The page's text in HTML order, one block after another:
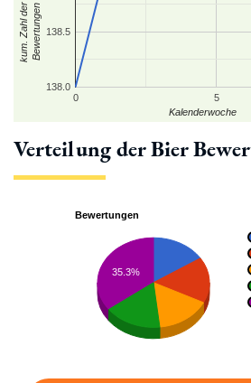
0 5
138.0
138.5
Kalenderwoche
kum. Zahl derBewertungen
Verteilung der Bier
Bewertungen
35.3%